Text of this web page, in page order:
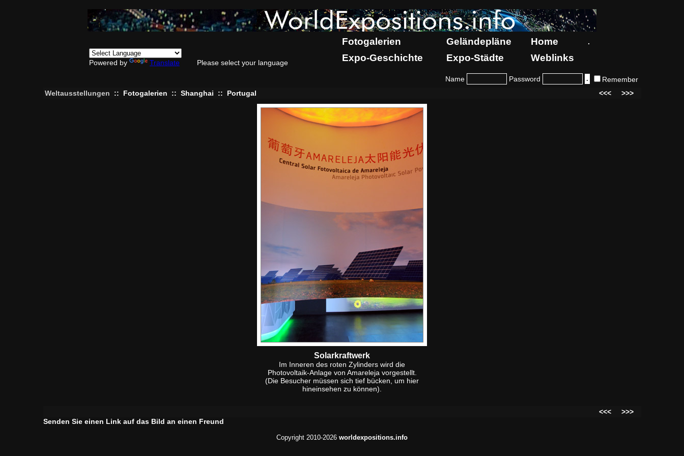
Powered by Translate Please select your language
Fotogalerien Geländepläne Home .
Expo-Geschichte Expo-Städte Weblinks
Name Password
Remember
Weltausstellungen
:: Fotogalerien :: Shanghai :: Portugal <<< >>>
Solarkraftwerk
Im Inneren des roten Zylinders wird die
Photovoltaik-Anlage von Amareleja vorgestellt.
(Die Besucher müssen sich tief bücken, um hier
hineinsehen zu können).
<<<
>>>
Senden Sie einen Link auf das Bild an einen Freund
Copyright 2010-2026 worldexpositions.info